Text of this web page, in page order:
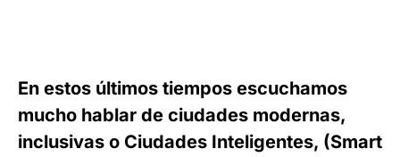
En estos últimos tiempos escuchamos
mucho hablar de ciudades modernas,
inclusivas o Ciudades Inteligentes, (Smart